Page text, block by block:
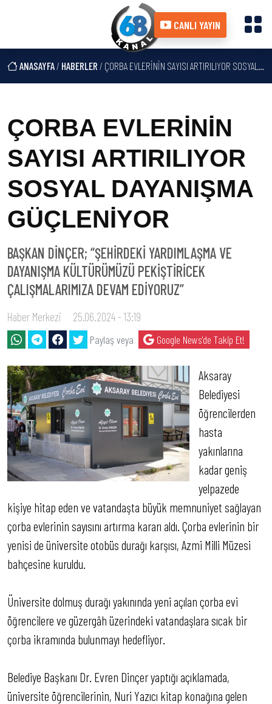
CANLI YAYIN
ANASAYFA/ HABERLER / ÇORBA EVLERİNİN SAYISI ARTIRILIYOR SOSYAL DAYANIŞMA GÜÇLENİYOR
ÇORBA EVLERİNİN
SAYISI ARTIRILIYOR
SOSYAL DAYANIŞMA
GÜÇLENİYOR
BAŞKAN DİNÇER; “ŞEHİRDEKİ YARDIMLAŞMA VE
DAYANIŞMA KÜLTÜRÜMÜZÜ PEKİŞTİRİCEK
ÇALIŞMALARIMIZA DEVAM EDİYORUZ”
Haber Merkezi 25.06.2024 - 13:19
Paylaş veya Google News'de Takip Et!
Aksaray
Belediyesi
öğrencilerden
hasta
yakınlarına
kadar geniş
yelpazede
kişiye hitap eden ve vatandaşta büyük memnuniyet sağlayan
çorba evlerinin sayısını artırma kararı aldı. Çorba evlerinin bir
yenisi de üniversite otobüs durağı karşısı, Azmi Milli Müzesi
bahçesine kuruldu.
Üniversite dolmuş durağı yakınında yeni açılan çorba evi
öğrencilere ve güzergâh üzerindeki vatandaşlara sıcak bir
çorba ikramında bulunmayı hedefliyor.
Belediye Başkanı Dr. Evren Dinçer yaptığı açıklamada,
üniversite öğrencilerinin, Nuri Yazıcı kitap konağına gelen